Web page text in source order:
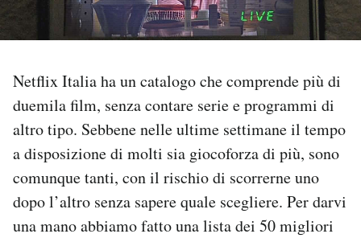
NEWSLETTER
SHOP
AREA PERSONALE
Netflix Italia ha un catalogo che comprende più di
duemila film, senza contare serie e programmi di
altro tipo. Sebbene nelle ultime settimane il tempo
a disposizione di molti sia giocoforza di più, sono
comunque tanti, con il rischio di scorrerne uno
dopo l’altro senza sapere quale scegliere. Per darvi
una mano abbiamo fatto una lista dei 50 migliori